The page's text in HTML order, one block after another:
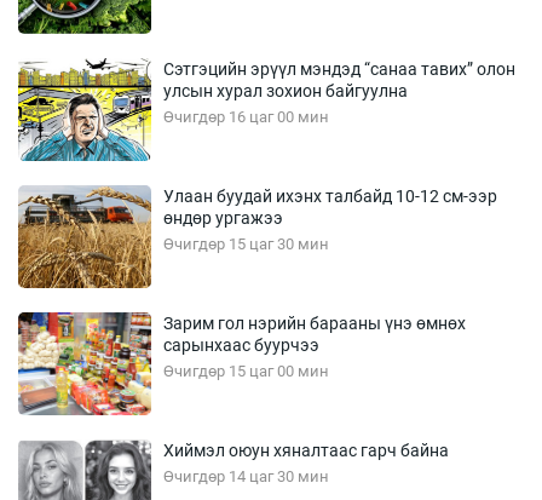
Сэтгэцийн эрүүл мэндэд “санаа тавих” олон
улсын хурал зохион байгуулна
Өчигдөр 16 цаг 00 мин
Улаан буудай ихэнх талбайд 10-12 см-ээр
өндөр ургажээ
Өчигдөр 15 цаг 30 мин
Зарим гол нэрийн барааны үнэ өмнөх
сарынхаас буурчээ
Өчигдөр 15 цаг 00 мин
Хиймэл оюун хяналтаас гарч байна
Өчигдөр 14 цаг 30 мин